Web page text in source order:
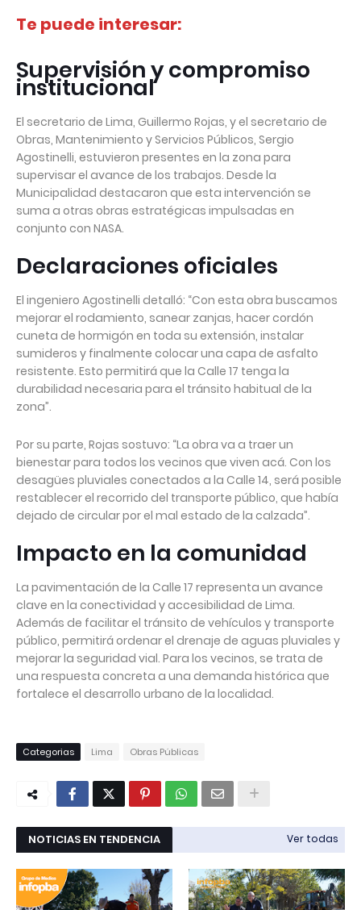
Te puede interesar:
Supervisión y compromiso
institucional
El secretario de Lima, Guillermo Rojas, y el secretario de
Obras, Mantenimiento y Servicios Públicos, Sergio
Agostinelli, estuvieron presentes en la zona para
supervisar el avance de los trabajos. Desde la
Municipalidad destacaron que esta intervención se
suma a otras obras estratégicas impulsadas en
conjunto con NASA.
Declaraciones oficiales
El ingeniero Agostinelli detalló: “Con esta obra buscamos
mejorar el rodamiento, sanear zanjas, hacer cordón
cuneta de hormigón en toda su extensión, instalar
sumideros y finalmente colocar una capa de asfalto
resistente. Esto permitirá que la Calle 17 tenga la
durabilidad necesaria para el tránsito habitual de la
zona”.
Por su parte, Rojas sostuvo: “La obra va a traer un
bienestar para todos los vecinos que viven acá. Con los
desagües pluviales conectados a la Calle 14, será posible
restablecer el recorrido del transporte público, que había
dejado de circular por el mal estado de la calzada”.
Impacto en la comunidad
La pavimentación de la Calle 17 representa un avance
clave en la conectividad y accesibilidad de Lima.
Además de facilitar el tránsito de vehículos y transporte
público, permitirá ordenar el drenaje de aguas pluviales y
mejorar la seguridad vial. Para los vecinos, se trata de
una respuesta concreta a una demanda histórica que
fortalece el desarrollo urbano de la localidad.
Categorias Lima Obras Públicas
NOTICIAS EN TENDENCIA Ver todas